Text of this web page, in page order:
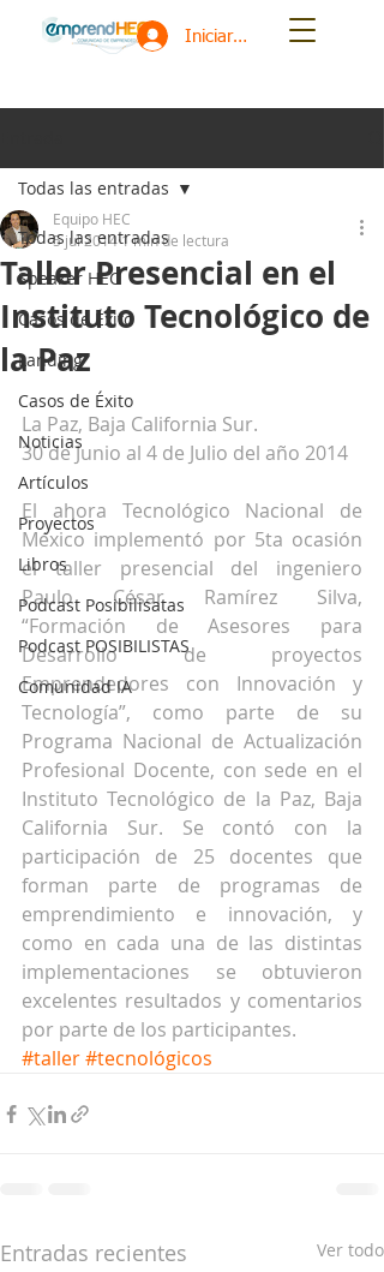
Iniciar sesión
Todas las entradas
Speaker HEC
Casos de Éxito
Landing
Casos de Éxito
Noticias
Artículos
Proyectos
Libros
Podcast Posibilisatas
Podcast POSIBILISTAS
Comunidad IA
Todas las entradas
Taller Presencial en el
Instituto Tecnológico de
la Paz
Equipo HEC
5 jul 20141 min de lectura
La Paz, Baja California Sur.
30 de Junio al 4 de Julio del año 2014
El ahora Tecnológico Nacional de
México implementó por 5ta ocasión
el taller presencial del ingeniero
Paulo César Ramírez Silva,
“Formación de Asesores para
Desarrollo de proyectos
Emprendedores con Innovación y
Tecnología”, como parte de su
Programa Nacional de Actualización
Profesional Docente, con sede en el
Instituto Tecnológico de la Paz, Baja
California Sur. Se contó con la
participación de 25 docentes que
forman parte de programas de
emprendimiento e innovación, y
como en cada una de las distintas
implementaciones se obtuvieron
excelentes resultados y comentarios
por parte de los participantes.
#taller#tecnológicos
Entradas recientes Ver todo